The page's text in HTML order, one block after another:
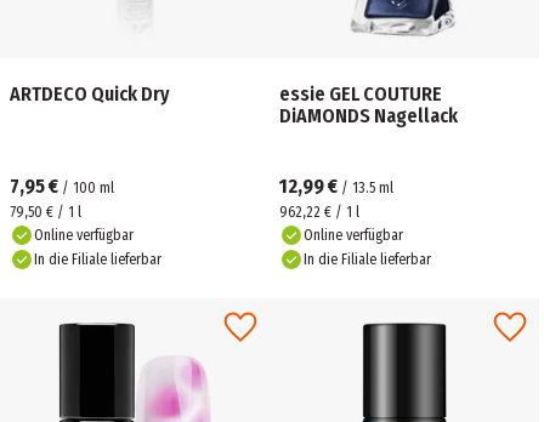
ARTDECO Quick Dry
7,95 € / 100 ml
79,50 € / 1 l
Online verfügbar
In die Filiale lieferbar
essie GEL COUTURE
DiAMONDS Nagellack
12,99 € / 13.5 ml
962,22 € / 1 l
Online verfügbar
In die Filiale lieferbar